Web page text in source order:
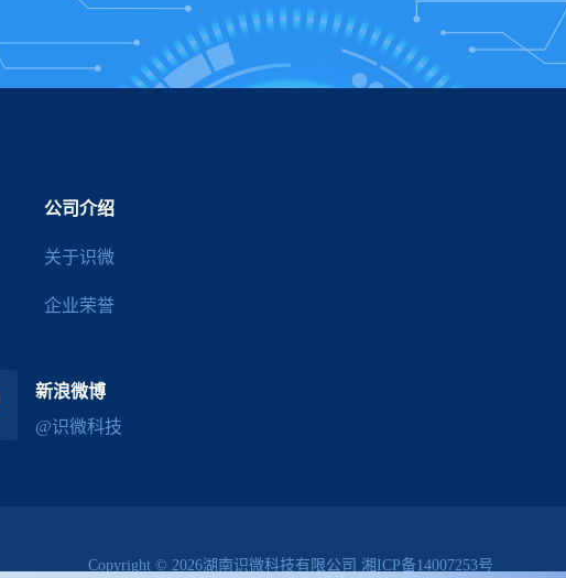
公司介绍
关于识微
企业荣誉
新浪微博
@识微科技
Copyright © 2026湖南识微科技有限公司 湘ICP备14007253号